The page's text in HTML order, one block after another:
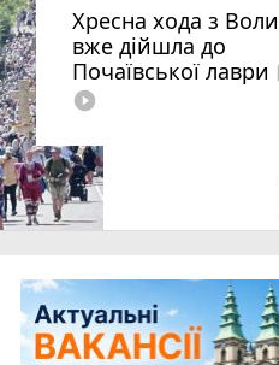
Хресна хода з
вже дійшла до
Почаївської лаври
play_circle_filled